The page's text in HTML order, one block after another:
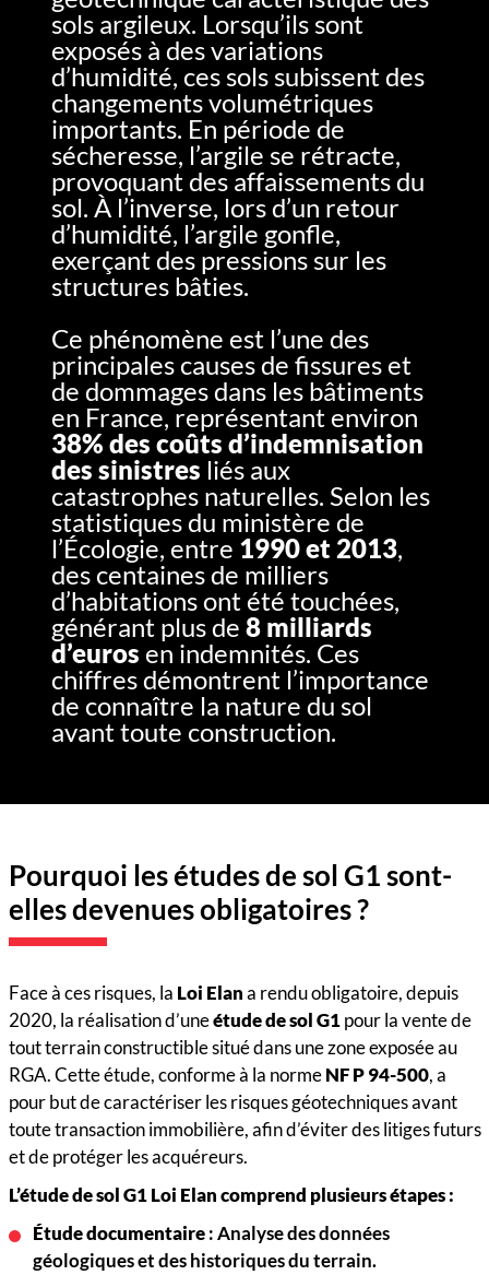
sols argileux. Lorsqu’ils sont
exposés à des variations
d’humidité, ces sols subissent des
changements volumétriques
importants. En période de
sécheresse, l’argile se rétracte,
provoquant des affaissements du
sol. À l’inverse, lors d’un retour
d’humidité, l’argile gonfle,
exerçant des pressions sur les
structures bâties.
Ce phénomène est l’une des
principales causes de fissures et
de dommages dans les bâtiments
en France, représentant environ
38% des coûts d’indemnisation
des sinistres liés aux
catastrophes naturelles. Selon les
statistiques du ministère de
l’Écologie, entre 1990 et 2013,
des centaines de milliers
d’habitations ont été touchées,
générant plus de 8 milliards
d’euros en indemnités. Ces
chiffres démontrent l’importance
de connaître la nature du sol
avant toute construction.
Pourquoi les études de sol G1 sont-
elles devenues obligatoires ?
Face à ces risques, la Loi Elana rendu obligatoire, depuis
2020, la réalisation d’uneétude de sol G1pour la vente de
tout terrain constructible situé dans une zone exposée au
RGA. Cette étude, conforme à la normeNF P 94-500, a
pour but de caractériser les risques géotechniques avant
toute transaction immobilière, afin d’éviter des litiges futurs
et de protéger les acquéreurs.
L’étude de sol G1 Loi Elan comprend plusieurs étapes :
Étude documentaire: Analyse des données
géologiques et des historiques du terrain.